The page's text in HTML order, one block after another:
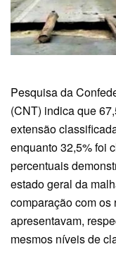
Pesquisa da
(CNT) indica que
extensão
enquanto 32,5% foi
percentuais
estado geral da
comparação com
apresentavam,
mesmos níveis de